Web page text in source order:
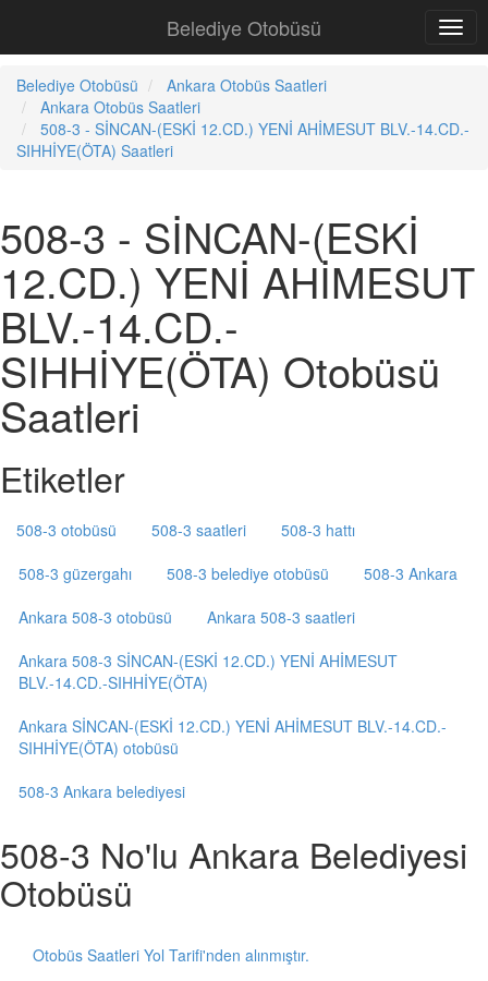
Belediye Otobüsü
Belediye Otobüsü
Ankara Otobüs Saatleri
Ankara Otobüs Saatleri
508-3 - SİNCAN-(ESKİ 12.CD.) YENİ AHİMESUT BLV.-14.CD.-
SIHHİYE(ÖTA) Saatleri
508-3 - SİNCAN-(ESKİ
12.CD.) YENİ AHİMESUT
BLV.-14.CD.-
SIHHİYE(ÖTA) Otobüsü
Saatleri
Etiketler
508-3 otobüsü 508-3 saatleri
508-3 hattı
508-3 güzergahı
508-3 belediye otobüsü
508-3 Ankara
Ankara 508-3 otobüsü
Ankara 508-3 saatleri
Ankara 508-3 SİNCAN-(ESKİ 12.CD.) YENİ AHİMESUT
BLV.-14.CD.-SIHHİYE(ÖTA)
Ankara SİNCAN-(ESKİ 12.CD.) YENİ AHİMESUT BLV.-14.CD.-
SIHHİYE(ÖTA) otobüsü
508-3 Ankara belediyesi
508-3 No'lu Ankara Belediyesi
Otobüsü
Otobüs Saatleri Yol Tarifi'nden alınmıştır.